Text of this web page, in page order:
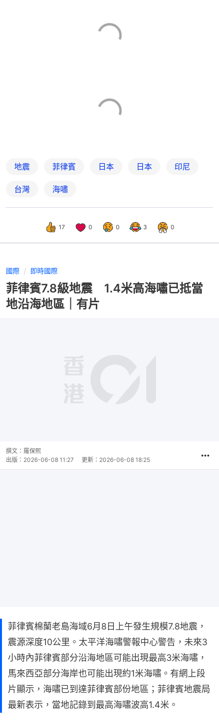
地震 菲律賓 日本 日本 印尼
台灣 海嘯
17 0 0 3 0
國際 即時國際
菲律賓7.8級地震 1.4米高海嘯已抵當
地沿海地區｜有片
撰文： 羅保熙
出版： 2026-06-08 11:27 更新： 2026-06-08 18:25
菲律賓棉蘭老島海域6月8日上午發生規模7.8地震，
震源深度10公里。太平洋海嘯警報中心警告，未來3
小時內菲律賓部分沿海地區可能出現最高3米海嘯，
馬來西亞部分海岸也可能出現約1米海嘯。有網上段
片顯示，海嘯已到達菲律賓部份地區；菲律賓地震局
最新表示，當地記錄到最高海嘯波高1.4米。